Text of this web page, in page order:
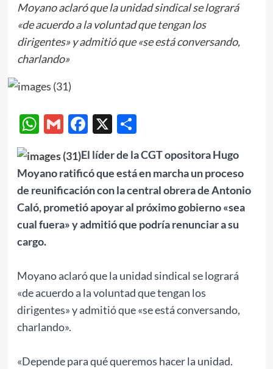
Moyano aclaró que la unidad sindical se logrará
«de acuerdo a la voluntad que tengan los
dirigentes» y admitió que «se está conversando,
charlando»
WhatsApp
GmailFacebook
X Compartir
El líder de la CGT opositora Hugo
Moyano ratificó que está en marcha un proceso
de reunificación con la central obrera de Antonio
Caló, prometió apoyar al próximo gobierno «sea
cual fuera» y admitió que podría renunciar a su
cargo.
Moyano aclaró que la unidad sindical se logrará
«de acuerdo a la voluntad que tengan los
dirigentes» y admitió que «se está conversando,
charlando».
«Depende para qué queremos hacer la unidad.